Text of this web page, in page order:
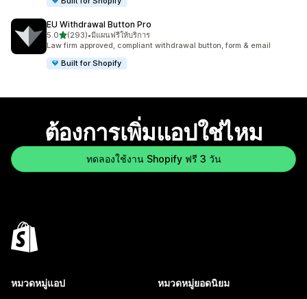
EU Withdrawal Button Pro
5.0เต็ม 5 ดาว
(293)
ทั้งหมด 293 รีวิว
•มีแผนฟรีให้บริการ
Law firm approved, compliant withdrawal button, form & email
Built for Shopify
ต้องการเพิ่มแอปใช่ไหม
ทดลองใช้งาน Shopify ฟรี 3 วัน
หมวดหมู่แอป หมวดหมู่ยอดนิยม